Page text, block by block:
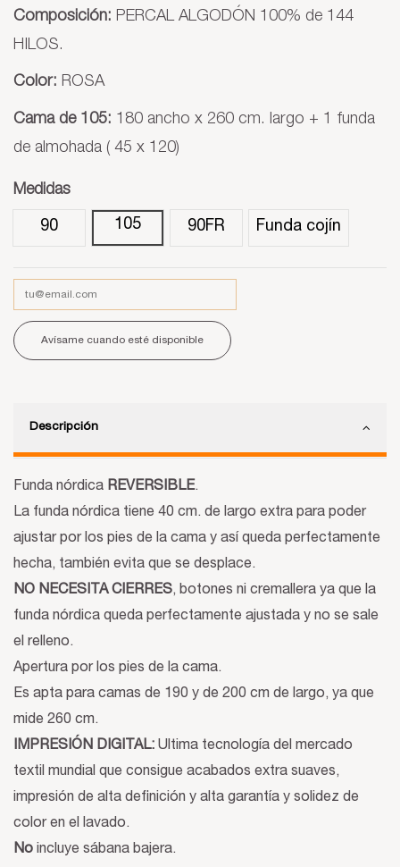
Composición: PERCAL ALGODÓN 100% de 144
HILOS.
Color: ROSA
Cama de 105: 180 ancho x 260 cm. largo + 1 funda
de almohada ( 45 x 120)
Medidas
90 105 90FR Funda cojín
Descripción
Funda nórdica REVERSIBLE.
La funda nórdica tiene 40 cm. de largo extra para poder
ajustar por los pies de la cama y así queda perfectamente
hecha, también evita que se desplace.
NO NECESITA CIERRES, botones ni cremallera ya que la
funda nórdica queda perfectamente ajustada y no se sale
el relleno.
Apertura por los pies de la cama.
Es apta para camas de 190 y de 200 cm de largo, ya que
mide 260 cm.
IMPRESIÓN DIGITAL: Ultima tecnología del mercado
textil mundial que consigue acabados extra suaves,
impresión de alta definición y alta garantía y solidez de
color en el lavado.
No incluye sábana bajera.